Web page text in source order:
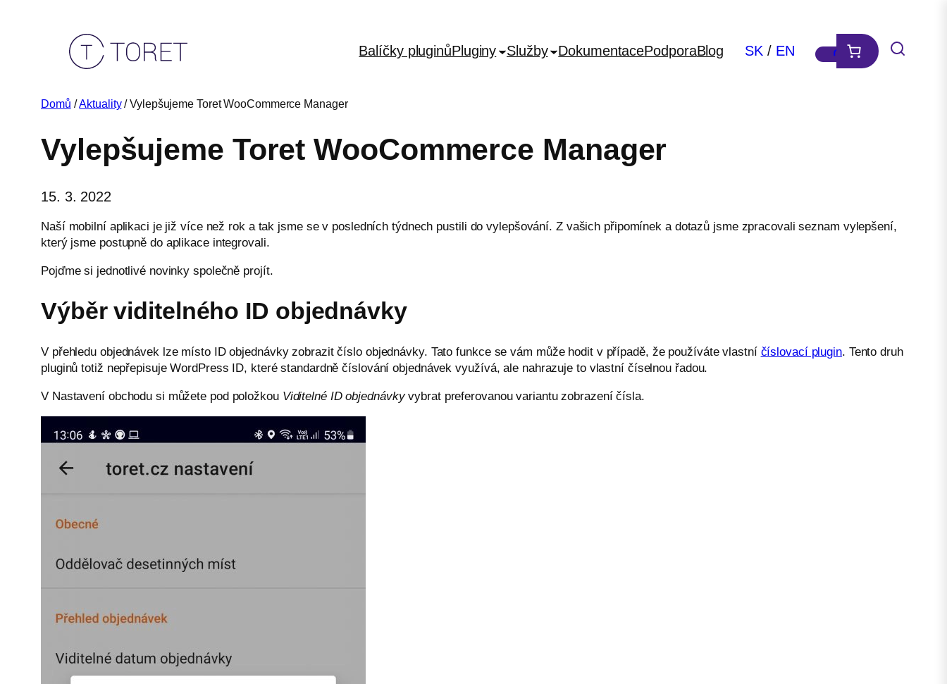
Balíčky pluginůPluginy Služby DokumentacePodporaBlog SK / EN
Domů /Aktuality/ Vylepšujeme Toret WooCommerce Manager
Vylepšujeme Toret WooCommerce Manager
15. 3. 2022
Naší mobilní aplikaci je již více než rok a tak jsme se v posledních týdnech pustili do vylepšování. Z vašich připomínek a dotazů jsme zpracovali seznam vylepšení,
který jsme postupně do aplikace integrovali.
Pojďme si jednotlivé novinky společně projít.
Výběr viditelného ID objednávky
V přehledu objednávek lze místo ID objednávky zobrazit číslo objednávky. Tato funkce se vám může hodit v případě, že používáte vlastní číslovací plugin. Tento druh
pluginů totiž nepřepisuje WordPress ID, které standardně číslování objednávek využívá, ale nahrazuje to vlastní číselnou řadou.
V Nastavení obchodu si můžete pod položkou Viditelné ID objednávkyvybrat preferovanou variantu zobrazení čísla.